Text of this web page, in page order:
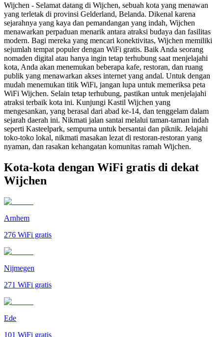
Wijchen - Selamat datang di Wijchen, sebuah kota yang menawan
yang terletak di provinsi Gelderland, Belanda. Dikenal karena
sejarahnya yang kaya dan pemandangan yang indah, Wijchen
menawarkan perpaduan menarik antara atraksi budaya dan fasilitas
modern. Bagi mereka yang mencari konektivitas, Wijchen memiliki
sejumlah tempat populer dengan WiFi gratis. Baik Anda seorang
nomaden digital atau hanya ingin tetap terhubung saat menjelajahi
kota, Anda akan menemukan beberapa kafe, restoran, dan ruang
publik yang menawarkan akses internet yang andal. Untuk dengan
mudah menemukan titik WiFi, jangan lupa untuk memeriksa peta
WiFi Wijchen. Selain tetap terhubung, pastikan untuk menjelajahi
atraksi terbaik kota ini. Kunjungi Kastil Wijchen yang
mengesankan, yang berasal dari abad ke-14, dan tenggelam dalam
sejarah daerah ini. Nikmati jalan santai melalui taman-taman indah
seperti Kasteelpark, sempurna untuk bersantai dan piknik. Jelajahi
toko-toko lokal, nikmati masakan lezat di restoran-restoran yang
nyaman, dan rasakan kehangatan komunitas ramah Wijchen.
Kota-kota dengan WiFi gratis di dekat
Wijchen
Arnhem
276 WiFi gratis
Nijmegen
271 WiFi gratis
Ede
101 WiFi gratis